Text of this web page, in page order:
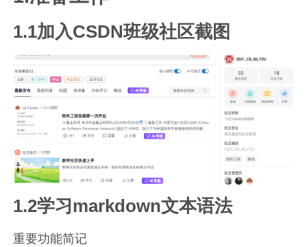
1.1加入CSDN班级社区截图
1.2学习markdown文本语法
重要功能简记